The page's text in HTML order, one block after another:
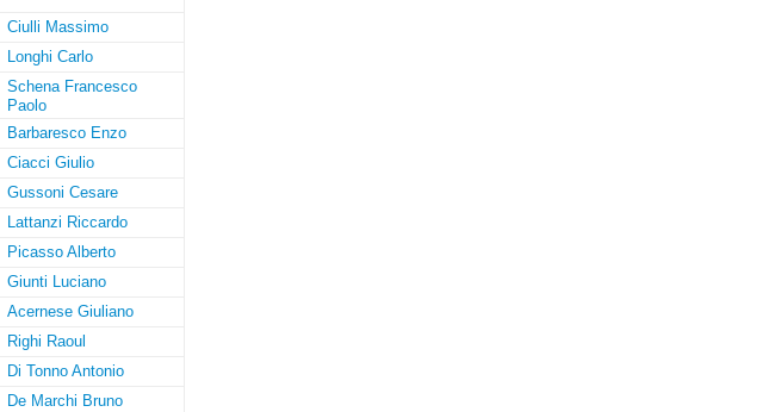
Ciulli Massimo
Longhi Carlo
Schena Francesco
Paolo
Barbaresco Enzo
Ciacci Giulio
Gussoni Cesare
Lattanzi Riccardo
Picasso Alberto
Giunti Luciano
Acernese Giuliano
Righi Raoul
Di Tonno Antonio
De Marchi Bruno